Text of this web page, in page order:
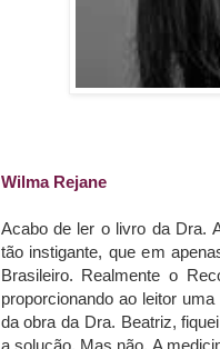
Wilma Rejane
Acabo de ler o livro da Dra.
tão instigante, que em
Brasileiro. Realmente o
proporcionando ao leitor
da obra da Dra. Beatriz,
a solução. Mas não. A